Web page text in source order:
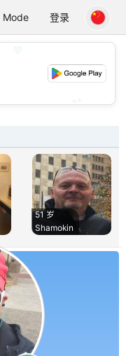
Mode 登录
51 岁
Shamokin